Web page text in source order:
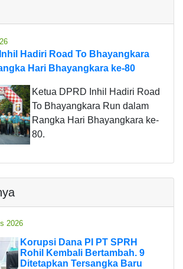
Hadiri Road To Bhayangkara
Hari Bhayangkara ke-80
Ketua DPRD Inhil Hadiri Road
To Bhayangkara Run dalam
Rangka Hari Bhayangkara ke-
80.
2026
Korupsi Dana PI PT SPRH
Rohil Kembali Bertambah. 9
Ditetapkan Tersangka Baru